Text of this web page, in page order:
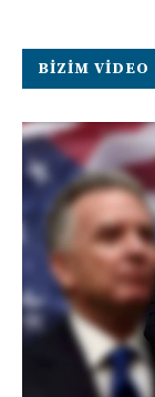
BIZIM VIDEO